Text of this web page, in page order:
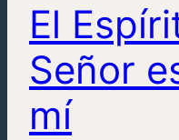
El
Señor
mí